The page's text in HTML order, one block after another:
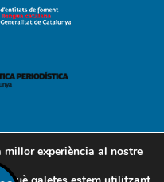
millor experiència al nostre